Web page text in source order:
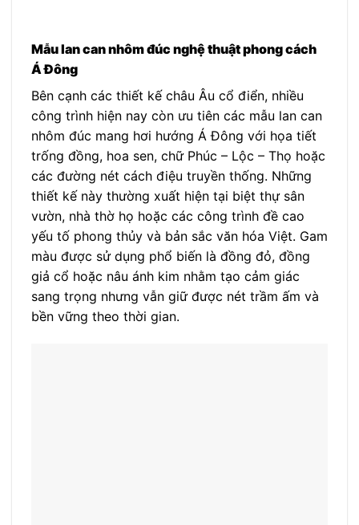
Mẫu lan can nhôm đúc nghệ thuật phong cách
Á Đông
Bên cạnh các thiết kế châu Âu cổ điển, nhiều
công trình hiện nay còn ưu tiên các mẫu lan can
nhôm đúc mang hơi hướng Á Đông với họa tiết
trống đồng, hoa sen, chữ Phúc – Lộc – Thọ hoặc
các đường nét cách điệu truyền thống. Những
thiết kế này thường xuất hiện tại biệt thự sân
vườn, nhà thờ họ hoặc các công trình đề cao
yếu tố phong thủy và bản sắc văn hóa Việt. Gam
màu được sử dụng phổ biến là đồng đỏ, đồng
giả cổ hoặc nâu ánh kim nhằm tạo cảm giác
sang trọng nhưng vẫn giữ được nét trầm ấm và
bền vững theo thời gian.